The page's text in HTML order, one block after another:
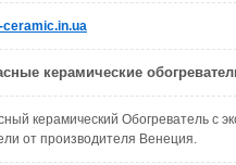
ceramic.in.ua
керамические
керамический Обогреватель
от производителя Венеция.